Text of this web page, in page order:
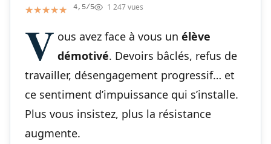
★★★★★
★★★★★ 4,5/5 1 247 vues
V ous avez face à vous unélève
démotivé. Devoirs bâclés, refus de
travailler, désengagement progressif… et
ce sentiment d’impuissance qui s’installe.
Plus vous insistez, plus la résistance
augmente.